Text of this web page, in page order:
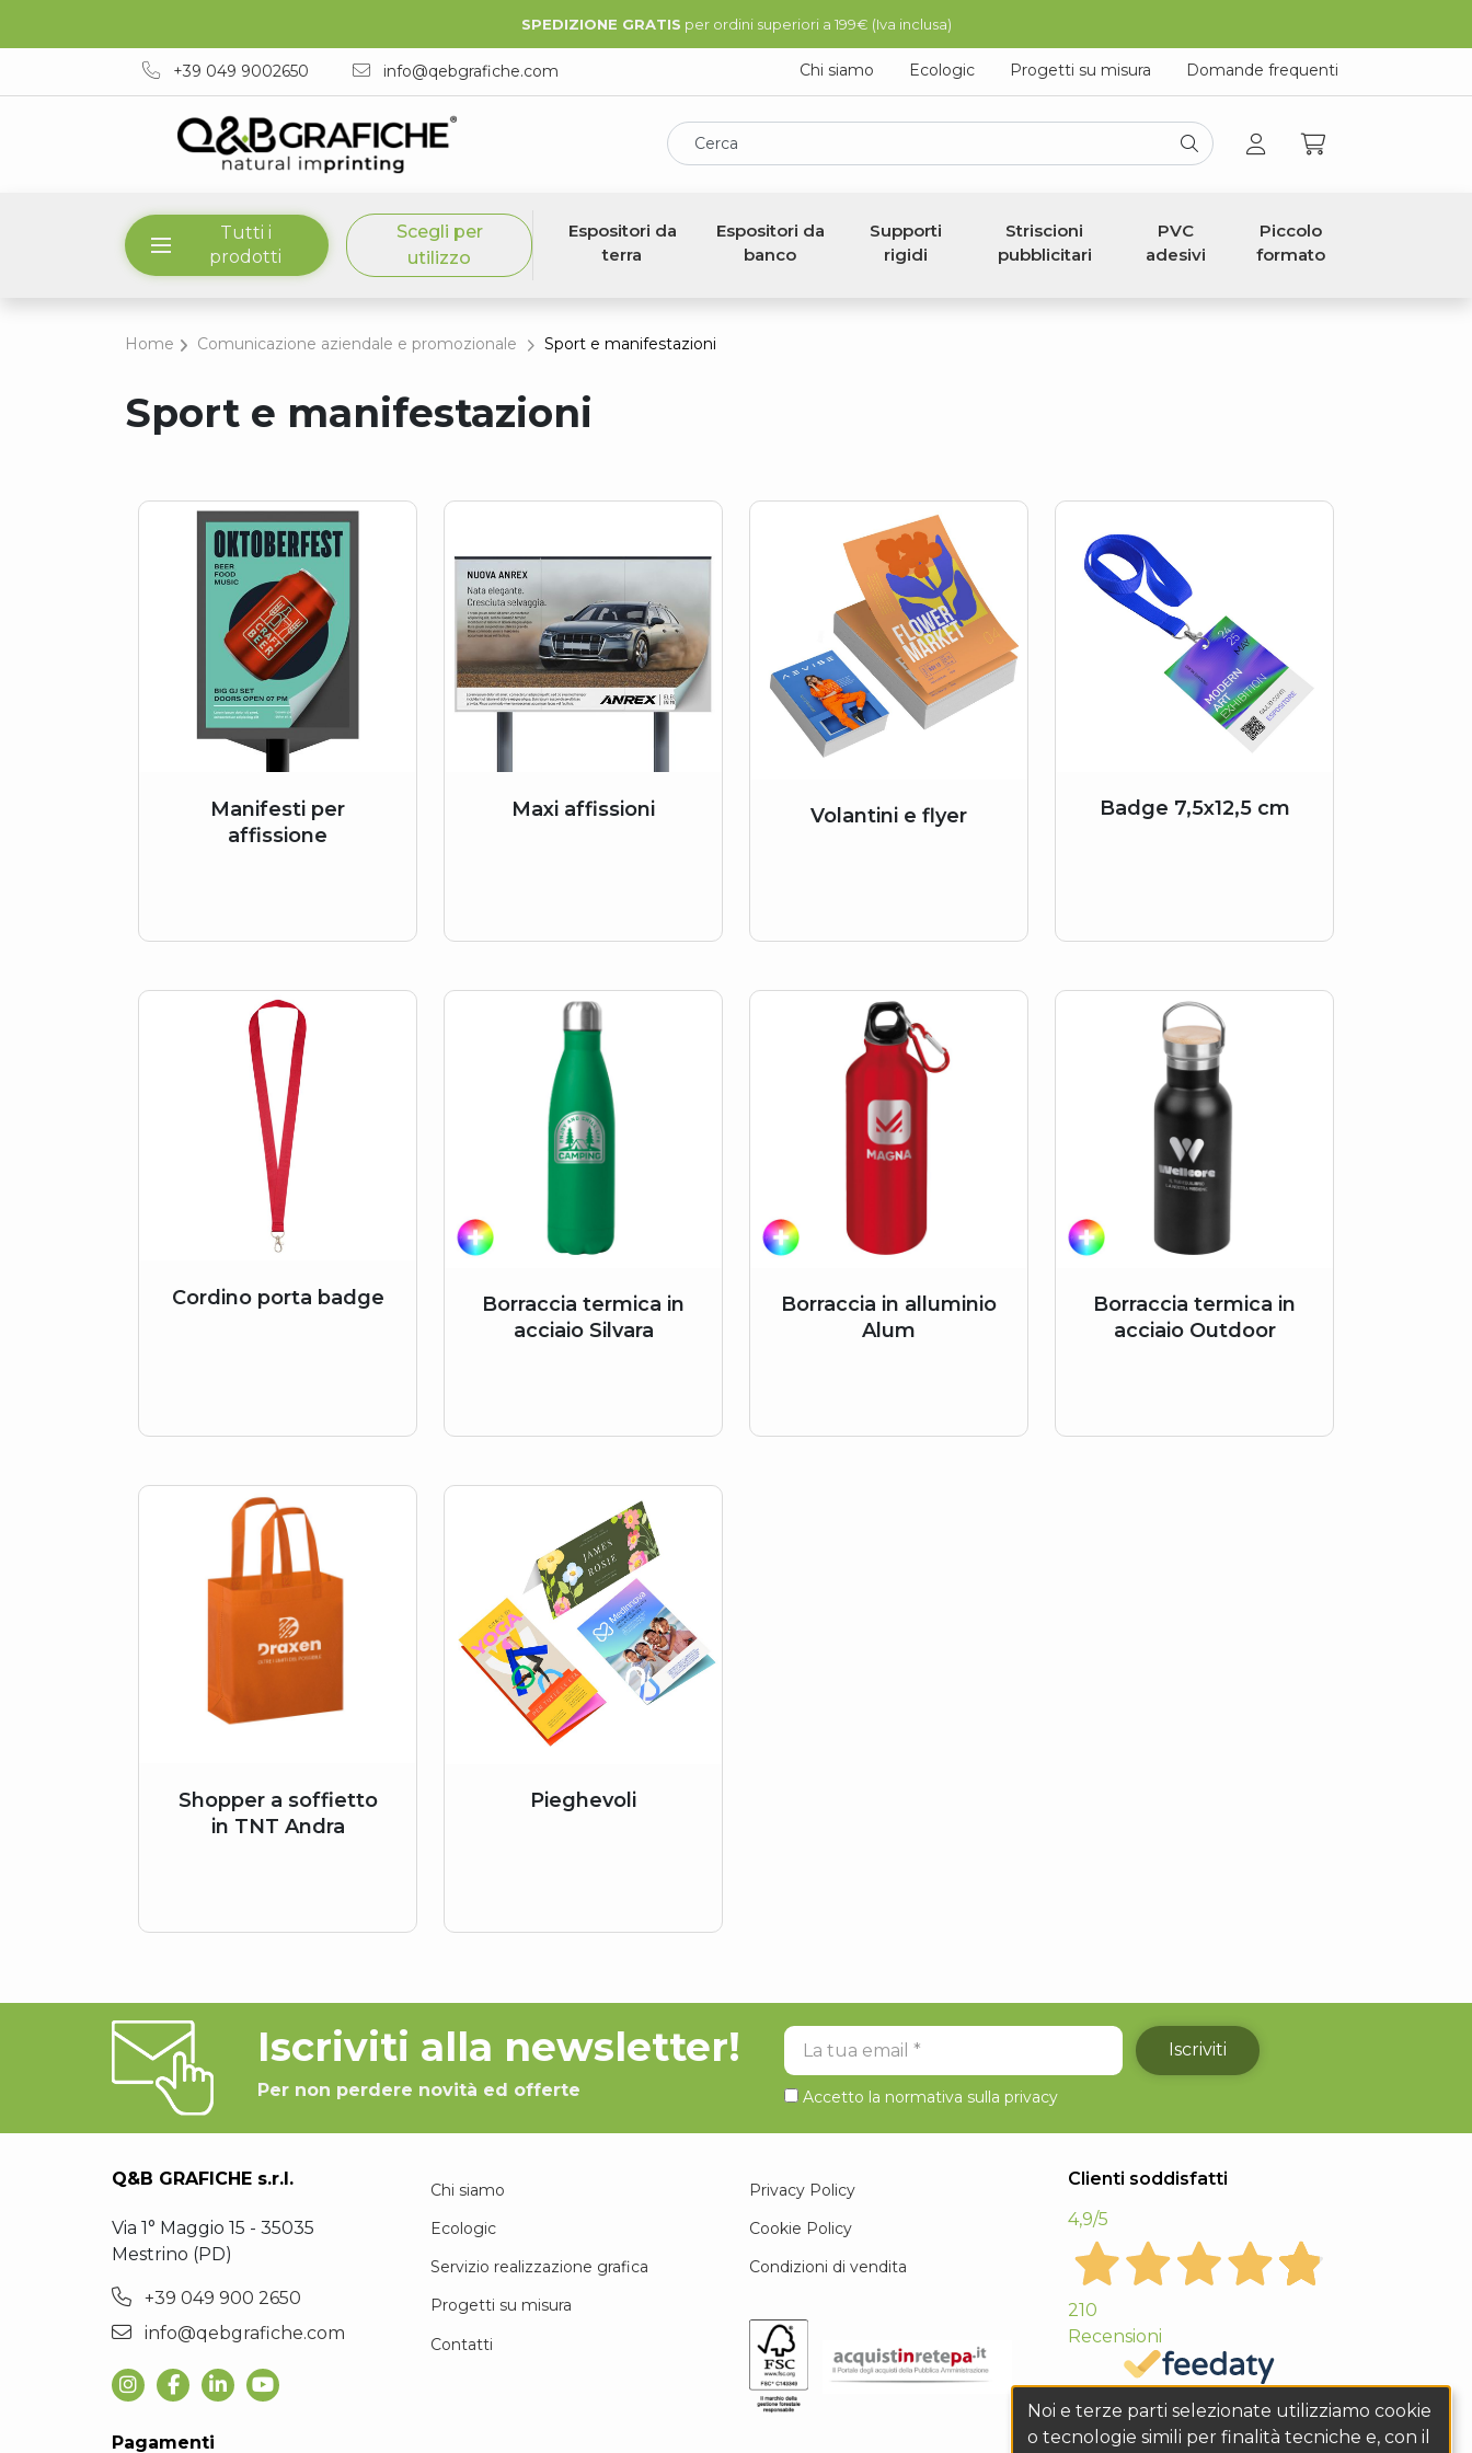
SPEDIZIONE GRATIS per ordini superiori a 199€ (Iva inclusa)
+39 049 9002650 info@qebgrafiche.com Chi siamo Ecologic Progetti su misura Domande frequenti
Cerca
Tutti i
prodotti
Scegli per
utilizzo
Espositori da
terra
Espositori da
banco
Supporti
rigidi
Striscioni
pubblicitari
PVC
adesivi
Piccolo
formato
Home Comunicazione aziendale e promozionale Sport e manifestazioni
Sport e manifestazioni
Manifesti per
affissione
Maxi affissioni Volantini e flyer Badge 7,5x12,5 cm
Cordino porta badge
Borraccia termica in
acciaio Silvara
Borraccia in alluminio
Alum
Borraccia termica in
acciaio Outdoor
Shopper a soffietto
in TNT Andra
Pieghevoli
Iscriviti alla newsletter!
Per non perdere novità ed offerte
La tua email Iscriviti
Accetto la normativa sulla privacy
Q&B GRAFICHE s.r.l.
Via 1° Maggio 15 - 35035
Mestrino (PD)
+39 049 900 2650
info@qebgrafiche.com
Chi siamo
Ecologic
Servizio realizzazione grafica
Progetti su misura
Contatti
Privacy Policy
Cookie Policy
Condizioni di vendita
Clienti soddisfatti
4,9/5
210
Recensioni
Pagamenti
Noi e terze parti selezionate utilizziamo cookie
o tecnologie simili per finalità tecniche e, con il